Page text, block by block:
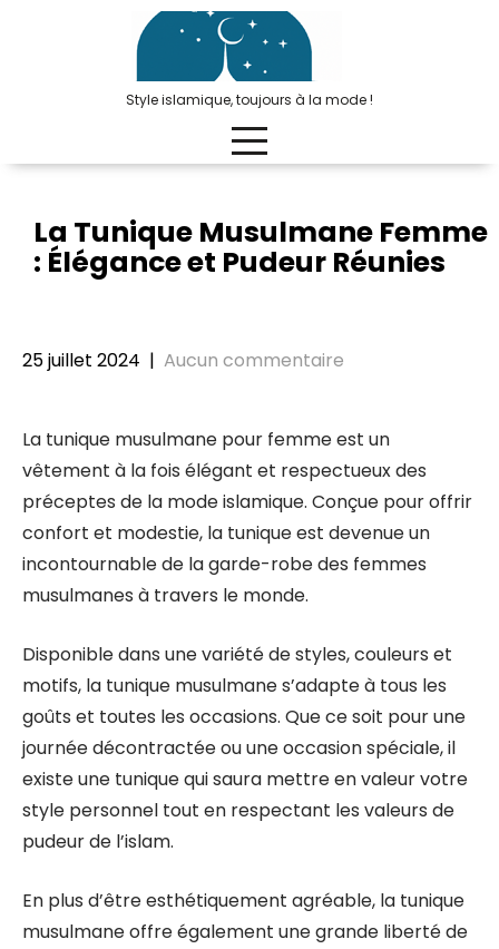
Style islamique, toujours à la mode !
La Tunique Musulmane Femme
: Élégance et Pudeur Réunies
25 juillet 2024 | Aucun commentaire
La tunique musulmane pour femme est un
vêtement à la fois élégant et respectueux des
préceptes de la mode islamique. Conçue pour offrir
confort et modestie, la tunique est devenue un
incontournable de la garde-robe des femmes
musulmanes à travers le monde.
Disponible dans une variété de styles, couleurs et
motifs, la tunique musulmane s’adapte à tous les
goûts et toutes les occasions. Que ce soit pour une
journée décontractée ou une occasion spéciale, il
existe une tunique qui saura mettre en valeur votre
style personnel tout en respectant les valeurs de
pudeur de l’islam.
En plus d’être esthétiquement agréable, la tunique
musulmane offre également une grande liberté de